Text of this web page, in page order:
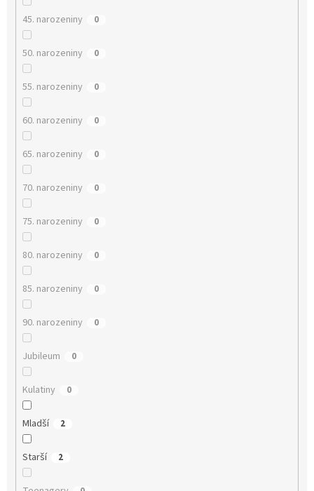
45. narozeniny 0
50. narozeniny 0
55. narozeniny 0
60. narozeniny 0
65. narozeniny 0
70. narozeniny 0
75. narozeniny 0
80. narozeniny 0
85. narozeniny 0
90. narozeniny 0
Jubileum 0
Kulatiny 0
Mladší 2
Starší 2